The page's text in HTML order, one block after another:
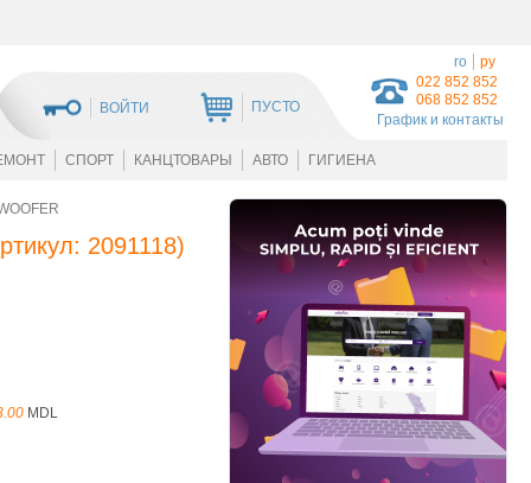
022 852 852
068 852 852
График и контакты
ВОЙТИ ПУСТО
ro ру
СПОРТ КАНЦТОВАРЫ АВТО ГИГИЕНА
2091118)
MDL